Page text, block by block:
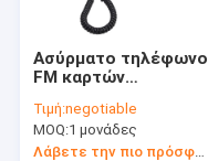
Ασύρματο τηλέφωνο
FM καρτών
ραδιο MP3
Τιμή:negotiable
MOQ:1 μονάδες
Λάβετε την πιο πρόσφατη τιμή